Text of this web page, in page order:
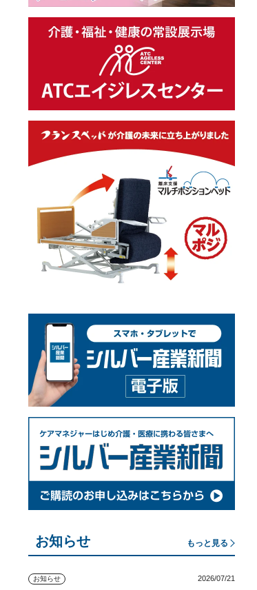
お知らせ もっと見る
お知らせ 2026/07/21